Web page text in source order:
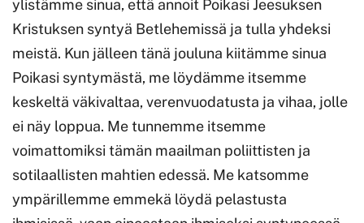
ylistämme sinua, että annoit Poikasi Jeesuksen
Kristuksen syntyä Betlehemissä ja tulla yhdeksi
meistä. Kun jälleen tänä jouluna kiitämme sinua
Poikasi syntymästä, me löydämme itsemme
keskeltä väkivaltaa, verenvuodatusta ja vihaa, jolle
ei näy loppua. Me tunnemme itsemme
voimattomiksi tämän maailman poliittisten ja
sotilaallisten mahtien edessä. Me katsomme
ympärillemme emmekä löydä pelastusta